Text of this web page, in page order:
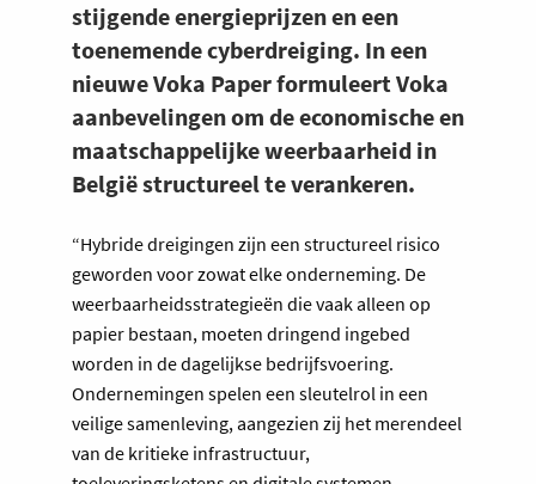
stijgende energieprijzen en een
toenemende cyberdreiging. In een
nieuwe Voka Paper formuleert Voka
aanbevelingen om de economische en
maatschappelijke weerbaarheid in
België structureel te verankeren.
“Hybride dreigingen zijn een structureel risico
geworden voor zowat elke onderneming.​ De
weerbaarheidsstrategieën die vaak alleen op
papier bestaan, moeten dringend ingebed
worden in de dagelijkse bedrijfsvoering.
Ondernemingen spelen een sleutelrol in een
veilige samenleving, aangezien zij het merendeel
van de kritieke infrastructuur,